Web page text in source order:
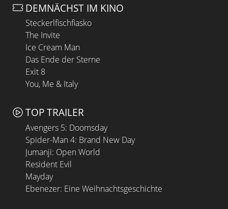
DEMNÄCHST IM KINO
Steckerlfischfiasko
The Invite
Ice Cream Man
Das Ende der Sterne
Exit 8
You, Me & Italy
TOP TRAILER
Avengers 5: Doomsday
Spider-Man 4: Brand New Day
Jumanji: Open World
Resident Evil
Mayday
Ebenezer: Eine Weihnachtsgeschichte